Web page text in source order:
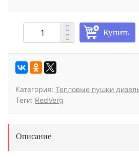
Купить
Категория: Тепловые пушки
Теги: RedVerg
Описание